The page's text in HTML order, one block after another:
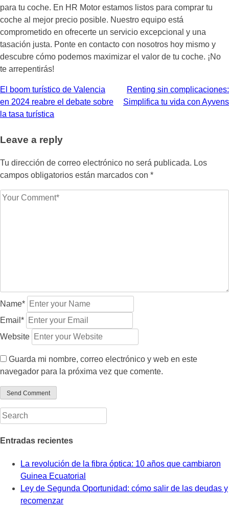
para tu coche. En HR Motor estamos listos para comprar tu
coche al mejor precio posible. Nuestro equipo está
comprometido en ofrecerte un servicio excepcional y una
tasación justa. Ponte en contacto con nosotros hoy mismo y
descubre cómo podemos maximizar el valor de tu coche. ¡No
te arrepentirás!
Navegación
de
El boom turístico de Valencia
en 2024 reabre el debate sobre
la tasa turística
Renting sin complicaciones:
Simplifica tu vida con Ayvens
Leave a reply
Tu dirección de correo electrónico no será publicada. Los
campos obligatorios están marcados con *
Name*
Email*
Website
Guarda mi nombre, correo electrónico y web en este
navegador para la próxima vez que comente.
Entradas recientes
La revolución de la fibra óptica: 10 años que cambiaron
Guinea Ecuatorial
Ley de Segunda Oportunidad: cómo salir de las deudas y
recomenzar